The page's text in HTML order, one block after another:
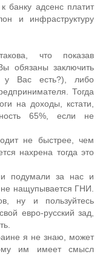
банку адсенс платит
и инфраструктуру
что показав
обязаны заключить
у Вас есть?), либо
Тогда
на доходы, кстати,
65%, если не
не быстрее, чем
нахрена тогда это
подумали за нас и
нащупывается ГНИ.
ну и пользуйтесь
евро-русский зад,
я не знаю, может
им имеет смысл